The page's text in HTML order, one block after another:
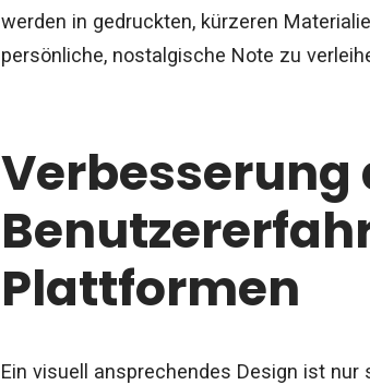
werden in gedruckten, kürzeren
persönliche, nostalgische Note zu
Verbesserung
Plattformen
Ein visuell ansprechendes Design ist